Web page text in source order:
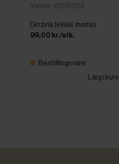
Varenr: 12591204
Din pris (ekskl. moms)
99,00 kr./stk.
Bestillingsvare
Læg i kurv